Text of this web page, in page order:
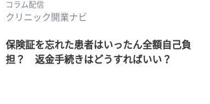
コラム配信
クリニック開業ナビ
保険証を忘れた患者はいったん全額自己負
担？ 返金手続きはどうすればいい？